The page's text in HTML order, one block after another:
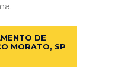
DE
MORATO, SP